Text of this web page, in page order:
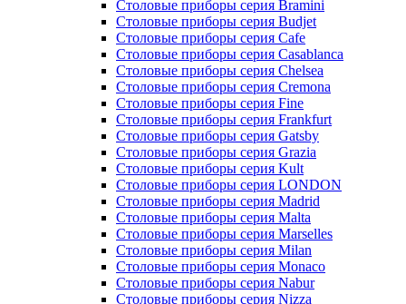
Столовые приборы серия Bramini
Столовые приборы серия Budjet
Столовые приборы серия Cafe
Столовые приборы серия Casablanca
Столовые приборы серия Chelsea
Столовые приборы серия Cremona
Столовые приборы серия Fine
Столовые приборы серия Frankfurt
Столовые приборы серия Gatsby
Столовые приборы серия Grazia
Столовые приборы серия Kult
Столовые приборы серия LONDON
Столовые приборы серия Madrid
Столовые приборы серия Malta
Столовые приборы серия Marselles
Столовые приборы серия Milan
Столовые приборы серия Monaco
Столовые приборы серия Nabur
Столовые приборы серия Nizza